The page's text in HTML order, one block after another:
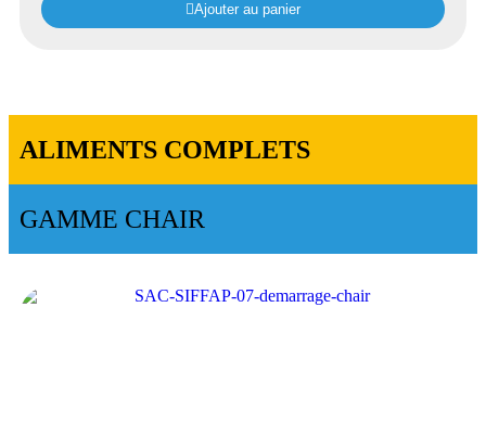
Ajouter au panier
ALIMENTS COMPLETS
GAMME CHAIR